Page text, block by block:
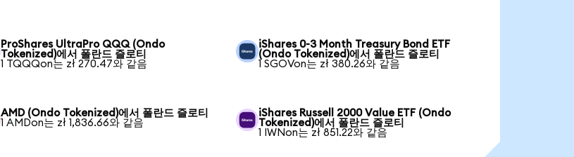
ProShares UltraPro QQQ (Ondo
Tokenized)에서 폴란드 즐로티
1 TQQQon는 zł 270.47와 같음
iShares 0-3 Month Treasury Bond ETF
(Ondo Tokenized)에서 폴란드 즐로티
1 SGOVon는 zł 380.26와 같음
AMD (Ondo Tokenized)에서 폴란드 즐로티
1 AMDon는 zł 1,836.66와 같음
iShares Russell 2000 Value ETF (Ondo
Tokenized)에서 폴란드 즐로티
1 IWNon는 zł 851.22와 같음